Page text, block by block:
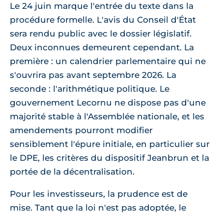
Le 24 juin marque l'entrée du texte dans la
procédure formelle. L'avis du Conseil d'État
sera rendu public avec le dossier législatif.
Deux inconnues demeurent cependant. La
première : un calendrier parlementaire qui ne
s'ouvrira pas avant septembre 2026. La
seconde : l'arithmétique politique. Le
gouvernement Lecornu ne dispose pas d'une
majorité stable à l'Assemblée nationale, et les
amendements pourront modifier
sensiblement l'épure initiale, en particulier sur
le DPE, les critères du dispositif Jeanbrun et la
portée de la décentralisation.
Pour les investisseurs, la prudence est de
mise. Tant que la loi n'est pas adoptée, le